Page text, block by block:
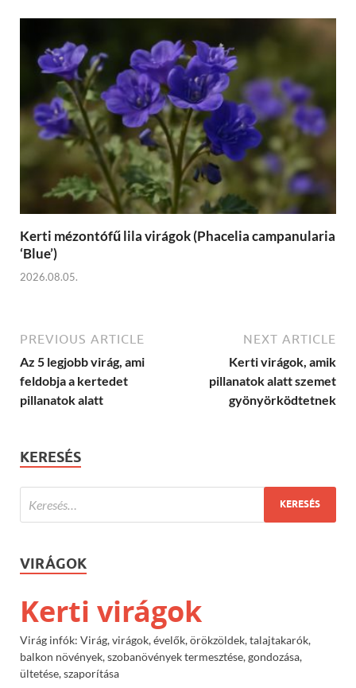
Kerti mézontófű lila virágok (Phacelia campanularia
‘Blue’)
2026.08.05.
PREVIOUS ARTICLE
Az 5 legjobb virág, ami
feldobja a kertedet
pillanatok alatt
NEXT ARTICLE
Kerti virágok, amik
pillanatok alatt szemet
gyönyörködtetnek
KERESÉS
VIRÁGOK
Kerti virágok
Virág infók: Virág, virágok, évelők, örökzöldek, talajtakarók,
balkon növények, szobanövények termesztése, gondozása,
ültetése, szaporítása